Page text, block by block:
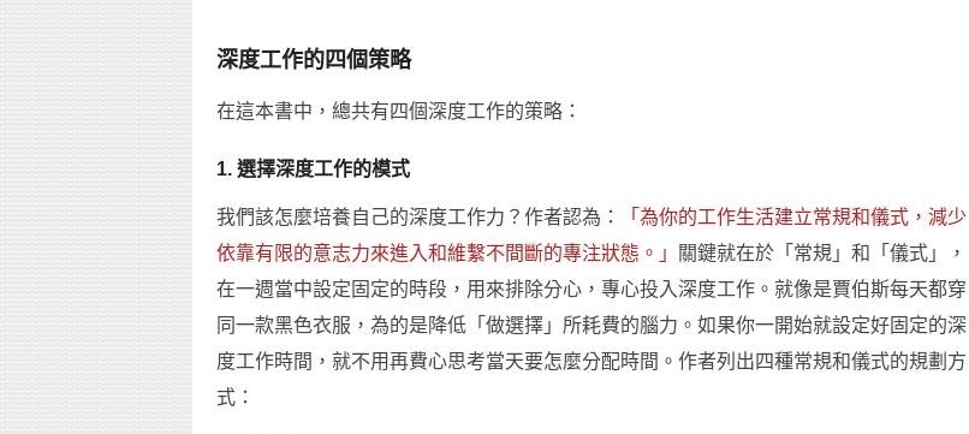
深度工作的四個策略
在這本書中，總共有四個深度工作的策略：
1. 選擇深度工作的模式
我們該怎麼培養自己的深度工作力？作者認為：
「為你的工作生活建立常規和儀式，減少
依靠有限的意志力來進入和維繫不間斷的專注狀態。」
關鍵就在於「常規」和「儀式」，
在一週當中設定固定的時段，用來排除分心，專心投入深度工作。就像是賈伯斯每天都穿
同一款黑色衣服，為的是降低「做選擇」所耗費的腦力。如果你一開始就設定好固定的深
度工作時間，就不用再費心思考當天要怎麼分配時間。作者列出四種常規和儀式的規劃方
式：